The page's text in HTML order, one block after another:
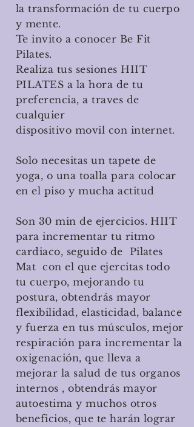
la transformación de tu cuerpo
y mente.
Te invito a conocer Be Fit
Pilates.
Realiza tus sesiones HIIT
PILATES a la hora de tu
preferencia, a traves de
cualquier
dispositivo movil con internet.
Solo necesitas un tapete de
yoga, o una toalla para colocar
en el piso y mucha actitud
Son 30 min de ejercicios. HIIT
para incrementar tu ritmo
cardiaco, seguido de Pilates
Mat con el que ejercitas todo
tu cuerpo, mejorando tu
postura, obtendrás mayor
flexibilidad, elasticidad, balance
y fuerza en tus músculos, mejor
respiración para incrementar la
oxigenación, que lleva a
mejorar la salud de tus organos
internos , obtendrás mayor
autoestima y muchos otros
beneficios, que te harán lograr